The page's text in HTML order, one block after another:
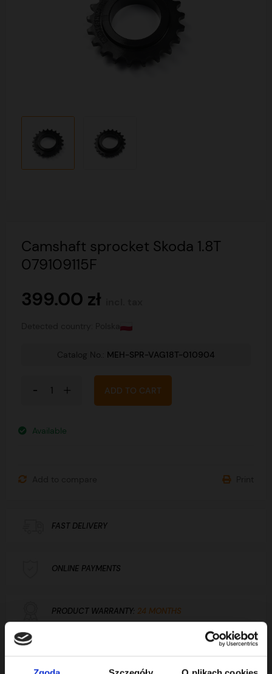
Camshaft sprocket Skoda 1.8T
079109115F
399.00 zł
Catalog No.: MEH-SPR-VAG18T-010904
ADD TO CART
Available
FAST DELIVERY
ONLINE PAYMENTS
PRODUCT WARRANTY: 24 MONTHS
Support: Show number
+48 732 760 770